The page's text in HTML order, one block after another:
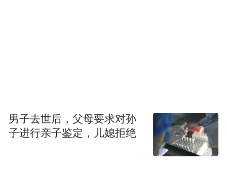
男子去世后，父母要求对孙
子进行亲子鉴定，儿媳拒绝